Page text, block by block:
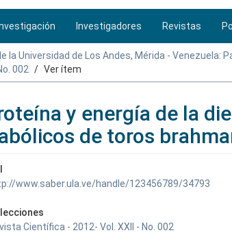
Investigadores Revistas
la Universidad de Los Andes, Mérida - Venezuela:
002
Ver ítem
y energía de la
de toros
www.saber.ula.ve/handle/123456789/34793
Científica - 2012- Vol. XXII - No. 002